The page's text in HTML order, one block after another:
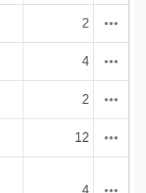
2
4
2
12
4